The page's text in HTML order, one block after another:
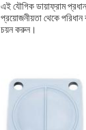
এই যৌগিক ডায়াফ্রাম
প্রয়োজনীয়তা থেকে
চয়ন করুন।